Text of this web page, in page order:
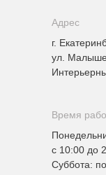
Адрес
Время
г.
ул.
с 10:00 до
Суббота: